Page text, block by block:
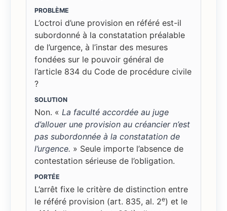
PROBLÈME
L’octroi d’une provision en référé est-il
subordonné à la constatation préalable
de l’urgence, à l’instar des mesures
fondées sur le pouvoir général de
l’article 834 du Code de procédure civile
?
SOLUTION
Non. « La faculté accordée au juge
d’allouer une provision au créancier n’est
pas subordonnée à la constatation de
l’urgence. » Seule importe l’absence de
contestation sérieuse de l’obligation.
PORTÉE
L’arrêt fixe le critère de distinction entre
le référé provision (art. 835, al. 2e) et le